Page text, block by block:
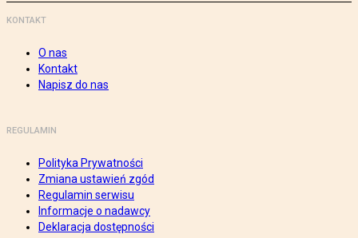
KONTAKT
O nas
Kontakt
Napisz do nas
REGULAMIN
Polityka Prywatności
Zmiana ustawień zgód
Regulamin serwisu
Informacje o nadawcy
Deklaracja dostępności